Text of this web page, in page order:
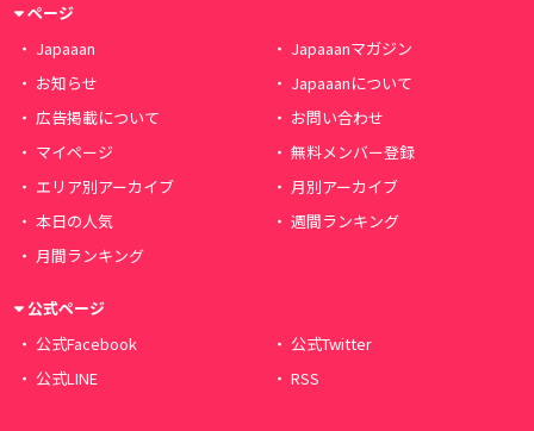
ページ
Japaaan
Japaaanマガジン
お知らせ
Japaaanについて
広告掲載について
お問い合わせ
マイページ
無料メンバー登録
エリア別アーカイブ
月別アーカイブ
本日の人気
週間ランキング
月間ランキング
公式ページ
公式Facebook
公式Twitter
公式LINE
RSS